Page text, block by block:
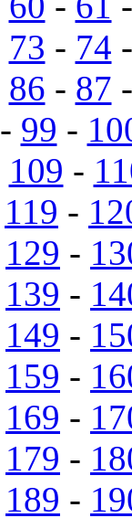
73 - 74
86 - 87
- 99 -
109 -
119 -
129 -
139 -
149 -
159 -
169 -
179 -
189 -